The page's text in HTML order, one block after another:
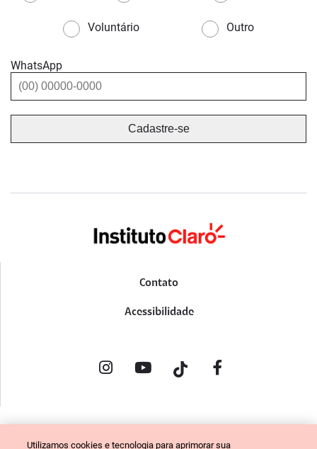
Voluntário Outro
WhatsApp
Contato
Acessibilidade
Utilizamos cookies e tecnologia para aprimorar sua